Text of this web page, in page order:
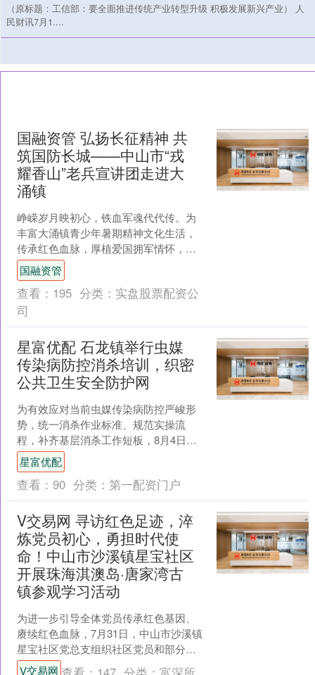
（原标题：工信部：要全面推进传统产业转型升级 积极发展新兴产业） 人
民财讯7月1....
国融资管 弘扬长征精神 共
筑国防长城——中山市“戎
耀香山”老兵宣讲团走进大
涌镇
峥嵘岁月映初心，铁血军魂代代传。为
丰富大涌镇青少年暑期精神文化生活，
传承红色血脉，厚植爱国拥军情怀，筑
牢全民国防观念，8月4日下午，中山市
大涌镇举办“弘扬长征精....
国融资管
查看： 195 分类： 实盘股票配资公
司
星富优配 石龙镇举行虫媒
传染病防控消杀培训，织密
公共卫生安全防护网
为有效应对当前虫媒传染病防控严峻形
势，统一消杀作业标准、规范实操流
程，补齐基层消杀工作短板，8月4日上
午，石龙镇虫媒传染病防控消杀培训会
（第一期）在镇政府一楼大....
星富优配
查看： 90 分类： 第一配资门户
V交易网 寻访红色足迹，淬
炼党员初心，勇担时代使
命！中山市沙溪镇星宝社区
开展珠海淇澳岛·唐家湾古
镇参观学习活动
为进一步引导全体党员传承红色基因、
赓续红色血脉，7月31日，中山市沙溪镇
星宝社区党总支组织社区党员和部分退
役军人，赴珠海淇澳岛、唐家湾古镇开
V交易网